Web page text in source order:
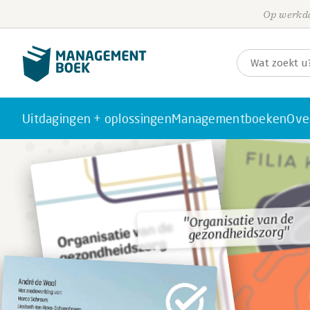
Op
Uitdagingen + oplossingenManagementboeken
"Organisatie van de
gezondheidszorg"
"Organisatie van de
gezondheidszorg"